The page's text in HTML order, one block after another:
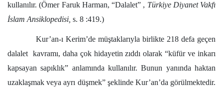
kullanılır. (Ömer Faruk Harman, “Dalalet” , Türkiye Diyanet Vakfı
İslam Ansiklopedisi, s. 8 :419.)
Kur’an-ı Kerim’de müştaklarıyla birlikte 218 defa geçen
dalalet kavramı, daha çok hidayetin zıddı olarak “küfür ve inkarı
kapsayan sapıklık” anlamında kullanılır. Bunun yanında haktan
uzaklaşmak veya ayrı düşmek” şeklinde Kur’an’da görülmektedir.